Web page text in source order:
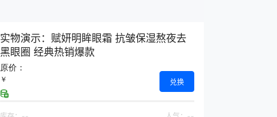
实物演示：赋妍明眸眼霜 抗皱保湿熬夜去
黑眼圈 经典热销爆款
原价：
￥ 兑换